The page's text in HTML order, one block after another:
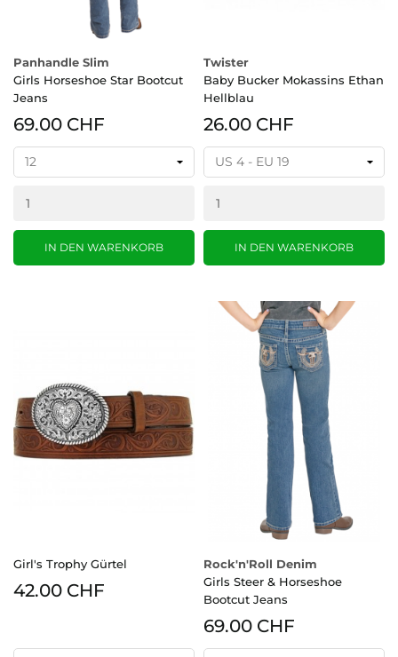
Panhandle Slim
Girls Horseshoe Star Bootcut
Jeans
69.00 CHF
IN DEN WARENKORB
Twister
Baby Bucker Mokassins Ethan
Hellblau
26.00 CHF
IN DEN WARENKORB
Girl's Trophy Gürtel
42.00 CHF
Rock'n'Roll Denim
Girls Steer & Horseshoe
Bootcut Jeans
69.00 CHF